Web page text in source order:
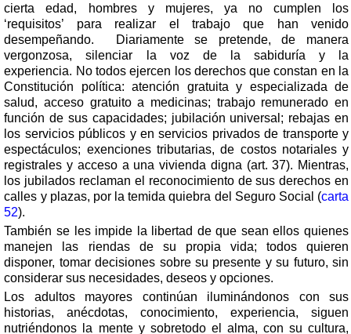
cierta edad, hombres y mujeres, ya no cumplen los
‘requisitos’ para realizar el trabajo que han venido
desempeñando.
Diariamente se pretende, de manera
vergonzosa, silenciar la voz de la sabiduría y la
experiencia. No todos ejercen los derechos que constan en la
Constitución política: atención gratuita y especializada de
salud, acceso gratuito a medicinas; trabajo remunerado en
función de sus capacidades; jubilación universal; rebajas en
los servicios públicos y en servicios privados de transporte y
espectáculos; exenciones tributarias, de costos notariales y
registrales y acceso a una vivienda digna (art. 37). Mientras,
los jubilados reclaman el reconocimiento de sus derechos en
calles y plazas, por la temida quiebra del Seguro Social (carta
52).
También se les impide la libertad de que sean ellos quienes
manejen las riendas de su propia vida; todos quieren
disponer, tomar decisiones sobre su presente y su futuro, sin
considerar sus necesidades, deseos y opciones.
Los adultos mayores continúan iluminándonos con sus
historias, anécdotas, conocimiento, experiencia, siguen
nutriéndonos la mente y sobretodo el alma, con su cultura,